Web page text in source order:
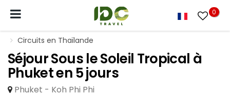
0
Circuits en Thaïlande
Séjour Sous le Soleil Tropical à
Phuket en 5 jours
Phuket - Koh Phi Phi